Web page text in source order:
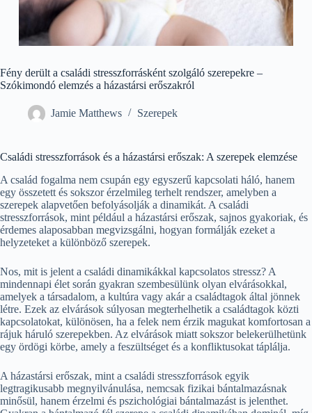
Fény derült a családi stresszforrásként szolgáló szerepekre –
Szókimondó elemzés a házastársi erőszakról
Jamie Matthews Szerepek
Családi stresszforrások és a házastársi erőszak: A szerepek elemzése
A család fogalma nem csupán egy egyszerű kapcsolati háló, hanem
egy összetett és sokszor érzelmileg terhelt rendszer, amelyben a
szerepek alapvetően befolyásolják a dinamikát. A családi
stresszforrások, mint például a házastársi erőszak, sajnos gyakoriak, és
érdemes alaposabban megvizsgálni, hogyan formálják ezeket a
helyzeteket a különböző szerepek.
Nos, mit is jelent a családi dinamikákkal kapcsolatos stressz? A
mindennapi élet során gyakran szembesülünk olyan elvárásokkal,
amelyek a társadalom, a kultúra vagy akár a családtagok által jönnek
létre. Ezek az elvárások súlyosan megterhelhetik a családtagok közti
kapcsolatokat, különösen, ha a felek nem érzik magukat komfortosan a
rájuk háruló szerepekben. Az elvárások miatt sokszor belekerülhetünk
egy ördögi körbe, amely a feszültséget és a konfliktusokat táplálja.
A házastársi erőszak, mint a családi stresszforrások egyik
legtragikusabb megnyilvánulása, nemcsak fizikai bántalmazásnak
minősül, hanem érzelmi és pszichológiai bántalmazást is jelenthet.